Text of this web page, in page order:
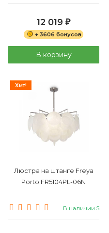
12 019 ₽
+ 3606 бонусов
В корзину
Хит!
Люстра на штанге Freya
Porto FR5104PL-06N
В наличии 5